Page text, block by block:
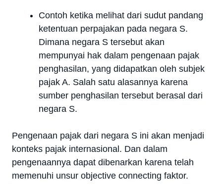
Contoh ketika melihat dari sudut pandang
ketentuan perpajakan pada negara S.
Dimana negara S tersebut akan
mempunyai hak dalam pengenaan pajak
penghasilan, yang didapatkan oleh subjek
pajak A. Salah satu alasannya karena
sumber penghasilan tersebut berasal dari
negara S.
Pengenaan pajak dari negara S ini akan menjadi
konteks pajak internasional. Dan dalam
pengenaannya dapat dibenarkan karena telah
memenuhi unsur objective connecting faktor.